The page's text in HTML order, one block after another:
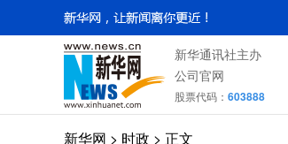
新华通讯社主办
公司官网
股票代码： 603888
新华网 > 时政 > 正文